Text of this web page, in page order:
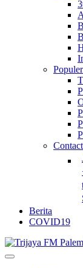
Berita
COVID19